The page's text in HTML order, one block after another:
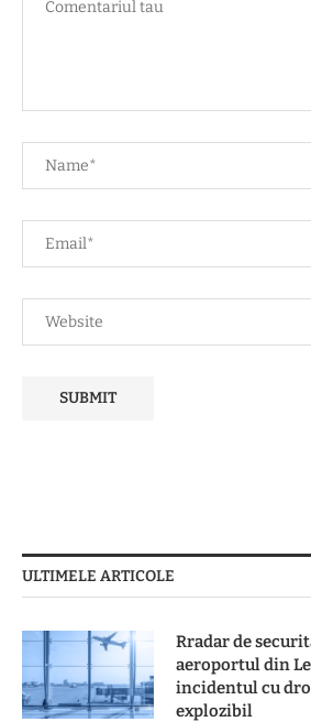
ULTIMELE ARTICOLE
Rradar de
aeroportul din
incidentul cu
explozibil